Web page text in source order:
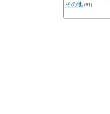
その他 (81)